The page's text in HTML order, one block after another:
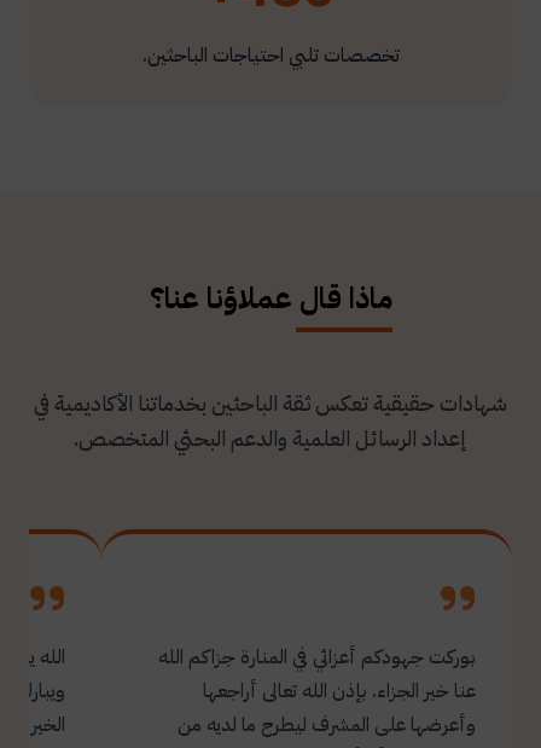
تخصصات تلبي احتياجات الباحثين.
ماذا قال عملاؤنا عنا؟
شهادات حقيقية تعكس ثقة الباحثين بخدماتنا الأكاديمية في
إعداد الرسائل العلمية والدعم البحثي المتخصص.
بوركت جهودكم أعزائي في المنارة جزاكم الله
عنا خير الجزاء. بإذن الله تعالى أراجعها
وأعرضها على المشرف ليطرح ما لديه من
الله